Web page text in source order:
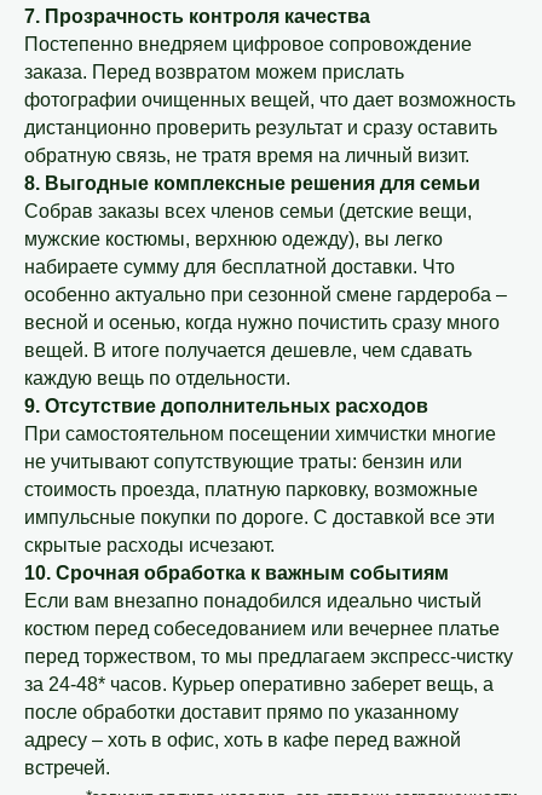
7. Прозрачность контроля качества
Постепенно внедряем цифровое сопровождение
заказа. Перед возвратом можем прислать
фотографии очищенных вещей, что дает возможность
дистанционно проверить результат и сразу оставить
обратную связь, не тратя время на личный визит.
8. Выгодные комплексные решения для семьи
Собрав заказы всех членов семьи (детские вещи,
мужские костюмы, верхнюю одежду), вы легко
набираете сумму для бесплатной доставки. Что
особенно актуально при сезонной смене гардероба –
весной и осенью, когда нужно почистить сразу много
вещей. В итоге получается дешевле, чем сдавать
каждую вещь по отдельности.
9. Отсутствие дополнительных расходов
При самостоятельном посещении химчистки многие
не учитывают сопутствующие траты: бензин или
стоимость проезда, платную парковку, возможные
импульсные покупки по дороге. С доставкой все эти
скрытые расходы исчезают.
10. Срочная обработка к важным событиям
Если вам внезапно понадобился идеально чистый
костюм перед собеседованием или вечернее платье
перед торжеством, то мы предлагаем экспресс-чистку
за 24-48* часов. Курьер оперативно заберет вещь, а
после обработки доставит прямо по указанному
адресу – хоть в офис, хоть в кафе перед важной
встречей.